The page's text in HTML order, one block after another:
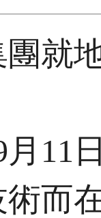
就
月11
而